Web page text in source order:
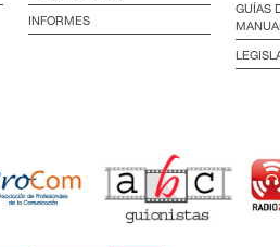
INFORMES
GUÍAS